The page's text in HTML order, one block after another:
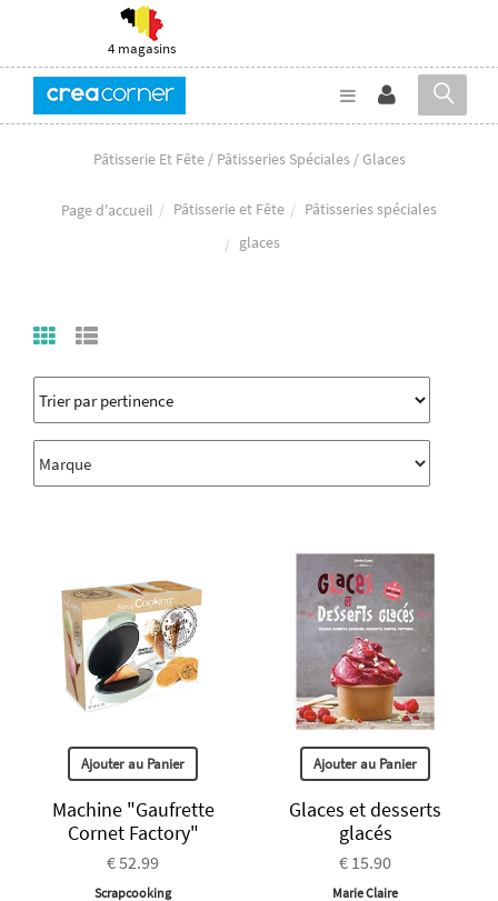
4 magasins
Pâtisserie Et Fête / Pâtisseries Spéciales / Glaces
Page d'accueil Pâtisserie et Fête
Pâtisseries spéciales
glaces
Ajouter au Panier
Machine "Gaufrette
Cornet Factory"
€ 52.99
Scrapcooking
Ajouter au Panier
Glaces et desserts
glacés
€ 15.90
Marie Claire